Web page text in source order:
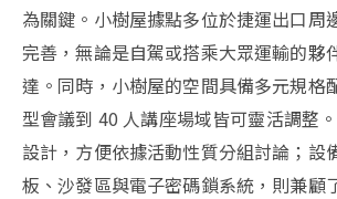
為關鍵。小樹屋據點多位於捷運出口周
完善，無論是自駕或搭乘大眾運輸的夥
達。同時，小樹屋的空間具備多元規格
型會議到 40 人講座場域皆可靈活調整
設計，方便依據活動性質分組討論；設
板、沙發區與電子密碼鎖系統，則兼顧